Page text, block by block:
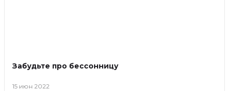
Забудьте про бессонницу
15 июн 2022